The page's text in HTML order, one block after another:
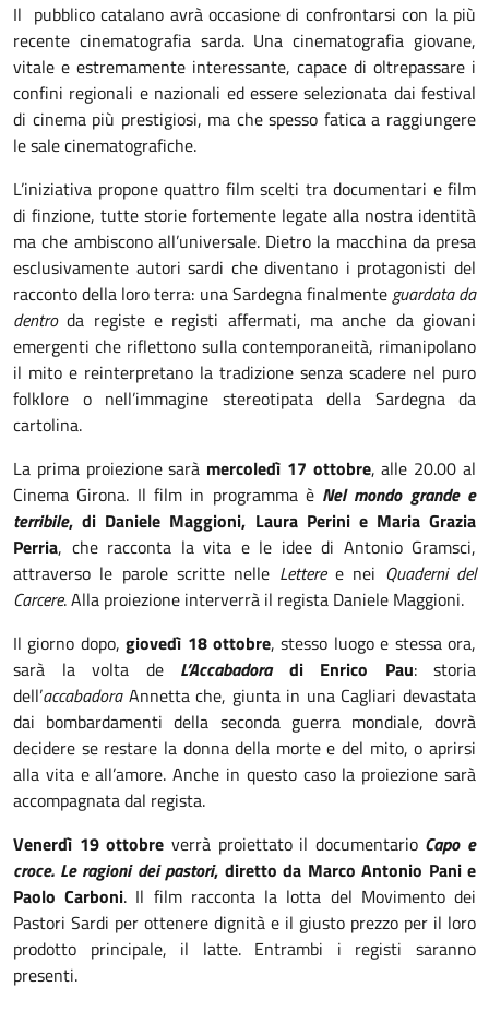
Il pubblico catalano avrà occasione di confrontarsi con la più
recente cinematografia sarda. Una cinematografia giovane,
vitale e estremamente interessante, capace di oltrepassare i
confini regionali e nazionali ed essere selezionata dai festival
di cinema più prestigiosi, ma che spesso fatica a raggiungere
le sale cinematografiche.
L’iniziativa propone quattro film scelti tra documentari e film
di finzione, tutte storie fortemente legate alla nostra identità
ma che ambiscono all’universale. Dietro la macchina da presa
esclusivamente autori sardi che diventano i protagonisti del
racconto della loro terra: una Sardegna finalmenteguardata da
dentroda registe e registi affermati, ma anche da giovani
emergenti che riflettono sulla contemporaneità, rimanipolano
il mito e reinterpretano la tradizione senza scadere nel puro
folklore o nell’immagine stereotipata della Sardegna da
cartolina.
La prima proiezione sarà mercoledì 17 ottobre, alle 20.00 al
Cinema Girona. Il film in programma è Nel mondo grande e
terribile, di Daniele Maggioni, Laura Perini e Maria Grazia
Perria, che racconta la vita e le idee di Antonio Gramsci,
attraverso le parole scritte nelle Letteree nei Quaderni del
Carcere. Alla proiezione interverrà il regista Daniele Maggioni.
Il giorno dopo,giovedì 18 ottobre, stesso luogo e stessa ora,
sarà la volta de L’Accabadoradi Enrico Pau: storia
dell’accabadoraAnnetta che, giunta in una Cagliari devastata
dai bombardamenti della seconda guerra mondiale, dovrà
decidere se restare la donna della morte e del mito, o aprirsi
alla vita e all’amore. Anche in questo caso la proiezione sarà
accompagnata dal regista.
Venerdì 19 ottobre verrà proiettato il documentario Capo e
croce. Le ragioni dei pastori, diretto da Marco Antonio Pani e
Paolo Carboni. Il film racconta la lotta del Movimento dei
Pastori Sardi per ottenere dignità e il giusto prezzo per il loro
prodotto principale, il latte. Entrambi i registi saranno
presenti.